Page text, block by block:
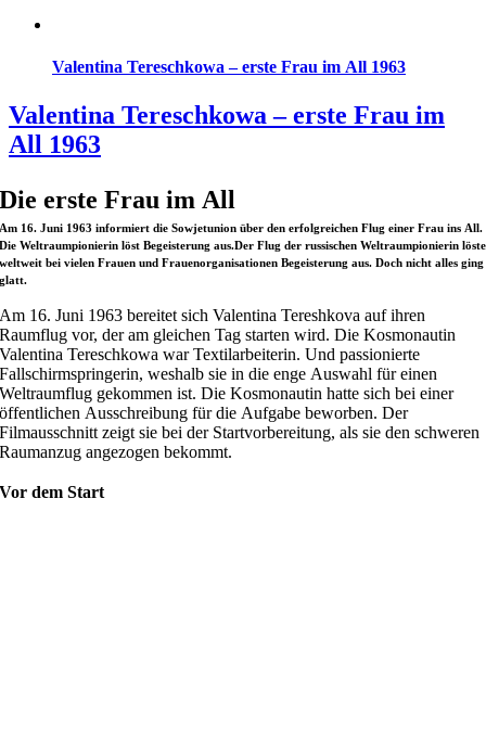
Valentina Tereschkowa – erste Frau im All 1963
Valentina Tereschkowa – erste Frau im
All 1963
Die erste Frau im All
Am 16. Juni 1963 informiert die Sowjetunion über den erfolgreichen Flug einer Frau ins All.
Die Weltraumpionierin löst Begeisterung aus.Der Flug der russischen Weltraumpionierin löste
weltweit bei vielen Frauen und Frauenorganisationen Begeisterung aus. Doch nicht alles ging
glatt.
Am 16. Juni 1963 bereitet sich Valentina Tereshkova auf ihren
Raumflug vor, der am gleichen Tag starten wird. Die Kosmonautin
Valentina Tereschkowa war Textilarbeiterin. Und passionierte
Fallschirmspringerin, weshalb sie in die enge Auswahl für einen
Weltraumflug gekommen ist. Die Kosmonautin hatte sich bei einer
öffentlichen Ausschreibung für die Aufgabe beworben. Der
Filmausschnitt zeigt sie bei der Startvorbereitung, als sie den schweren
Raumanzug angezogen bekommt.
Vor dem Start